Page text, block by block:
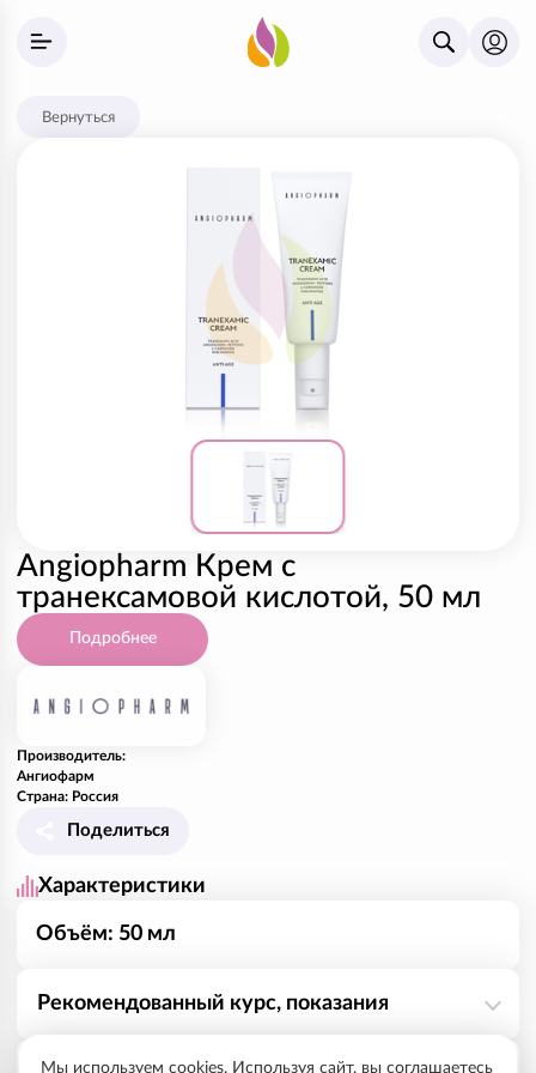
Вернуться
Angiopharm Крем с
транексамовой кислотой, 50 мл
Подробнее
Производитель:
Ангиофарм
Страна: Россия
Поделиться
Характеристики
Объём: 50 мл
Рекомендованный курс, показания
Мы используем cookies. Используя сайт, вы соглашаетесь